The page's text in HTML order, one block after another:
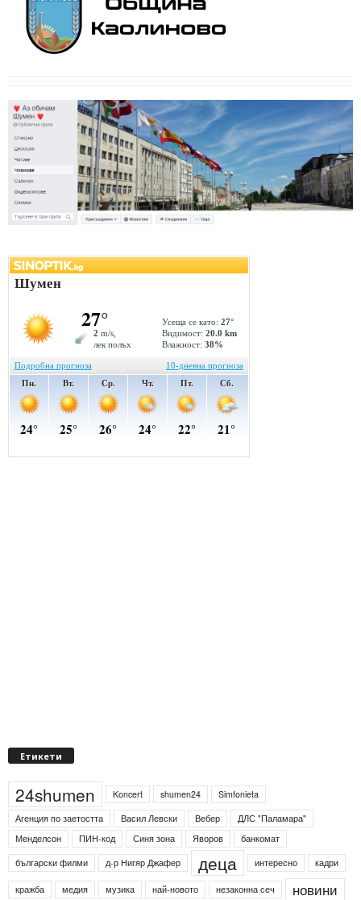
Етикети
24shumen Koncert shumen24
Simfonieta
Агенция по заетостта
Васил Левски Вебер
ДЛС "Паламара"
Менделсон
ПИН-код Синя зона Яворов
банкомат
български филми
д-р Нигяр Джафер деца интересно кадри
кражба медия музика най-новото незаконна сеч новини